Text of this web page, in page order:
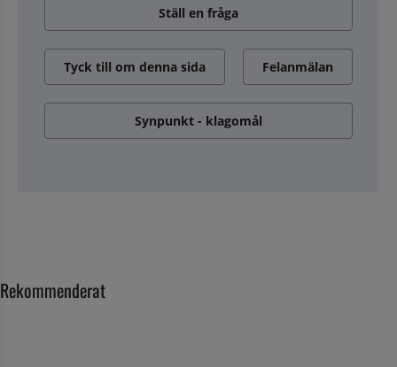
Ställ en fråga
Tyck till om denna sida Felanmälan
Synpunkt - klagomål
Rekommenderat